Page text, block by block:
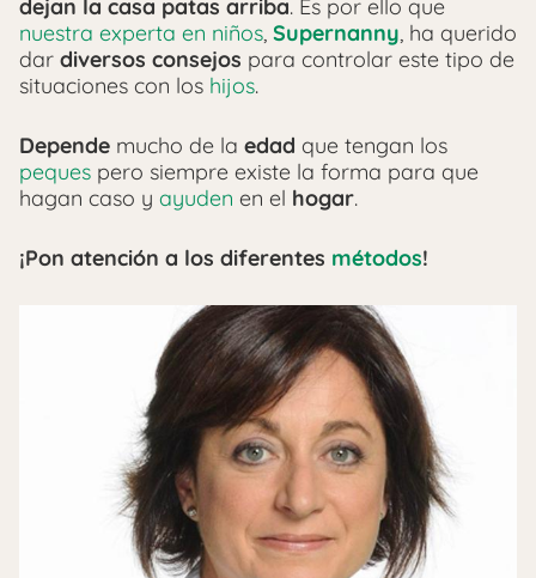
dejan la casa patas arriba. Es por ello que
nuestra experta en niños, Supernanny, ha querido
dar diversos consejos para controlar este tipo de
situaciones con los hijos.
Depende mucho de la edad que tengan los
peques pero siempre existe la forma para que
hagan caso y ayuden en el hogar.
¡Pon atención a los diferentes métodos!